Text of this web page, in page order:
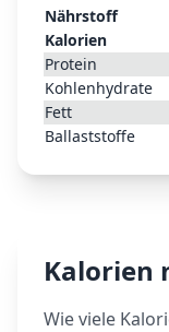
Nährstoff
Kalorien
Protein
Kohlenhydrate
Fett
Ballaststoffe
Kalorien
Wie viele